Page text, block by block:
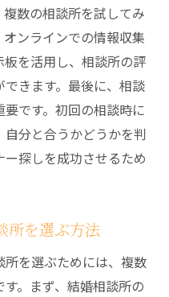
した改善方法
い姿勢
市での婚活を成功さ
ーションを円滑にす
用
プを大切に
ための戦略
数の相談所を試してみ
ンラインでの情報収集
を活用し、相談所の評
きます。最後に、相談
です。初回の相談時に
分と合うかどうかを判
探しを成功させるため
所を選ぶ方法
を選ぶためには、複数
。まず、結婚相談所の